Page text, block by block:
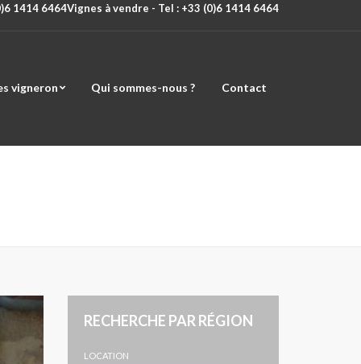
1414 6464Vignes à vendre - Tel : +33 (0)6 1414 6464
vigneron Qui sommes-nous ? Contact
RECHERCHE PAR RÉGION
LOCATION